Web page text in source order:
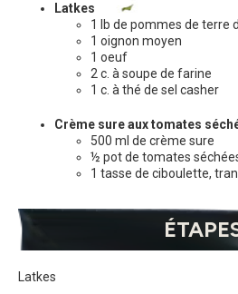
Latkes
1 lb de pommes de terre
1 oignon moyen
1 oeuf
2 c. à soupe de farine
1 c. à thé de sel casher
Crème sure aux tomates
500 ml de crème sure
½ pot de tomates
1 tasse de ciboulette,
Latkes